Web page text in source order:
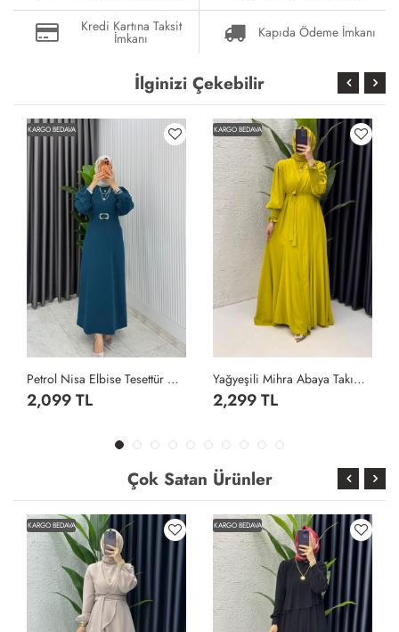
Kredi Kartına Taksit
İmkanı Kapıda Ödeme İmkanı
İlginizi Çekebilir
KARGO BEDAVA
Petrol Nisa Elbise Tesettür Giyim Petrol Yeşili
2,099 TL
KARGO BEDAVA
Yağyeşili Mihra Abaya Takım Tesettür Giyim Yağ Yeşili
2,299 TL
Çok Satan Ürünler
KARGO BEDAVA KARGO BEDAVA